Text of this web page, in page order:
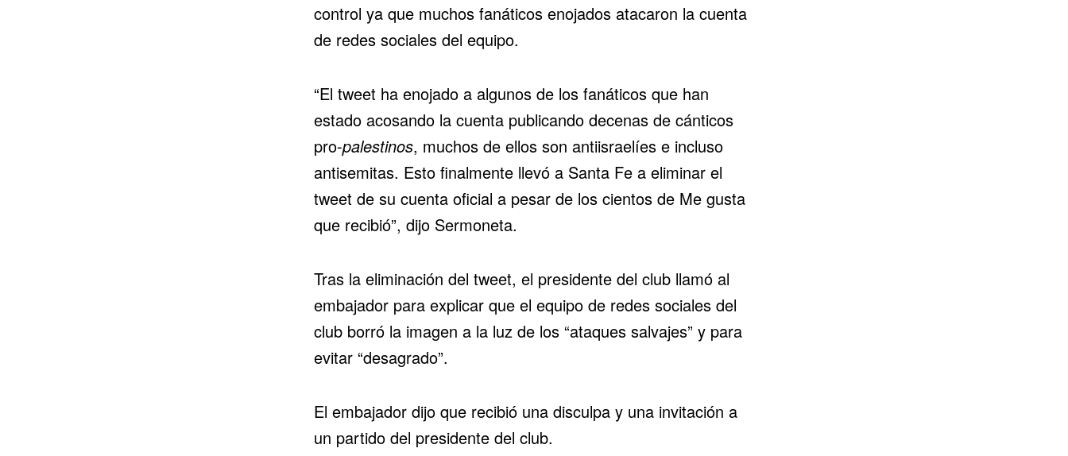
control ya que muchos fanáticos enojados atacaron la cuenta
de redes sociales del equipo.
“El tweet ha enojado a algunos de los fanáticos que han
estado acosando la cuenta publicando decenas de cánticos
pro-palestinos, muchos de ellos son antiisraelíes e incluso
antisemitas. Esto finalmente llevó a Santa Fe a eliminar el
tweet de su cuenta oficial a pesar de los cientos de Me gusta
que recibió”, dijo Sermoneta.
Tras la eliminación del tweet, el presidente del club llamó al
embajador para explicar que el equipo de redes sociales del
club borró la imagen a la luz de los “ataques salvajes” y para
evitar “desagrado”.
El embajador dijo que recibió una disculpa y una invitación a
un partido del presidente del club.